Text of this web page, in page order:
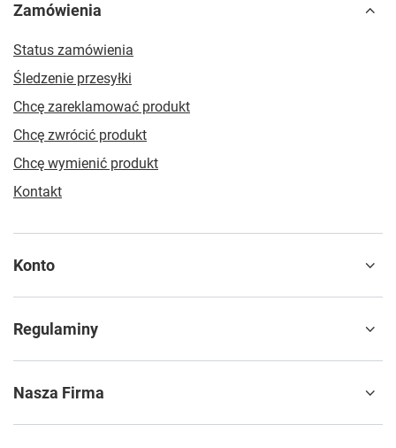
Zamówienia
Status zamówienia
Śledzenie przesyłki
Chcę zareklamować produkt
Chcę zwrócić produkt
Chcę wymienić produkt
Kontakt
Konto
Regulaminy
Nasza Firma